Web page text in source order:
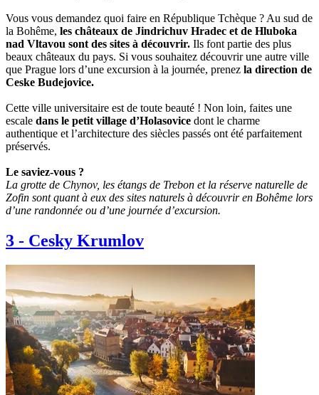
Vous vous demandez quoi faire en République Tchèque ? Au sud de
la Bohême, les châteaux de Jindrichuv Hradec et de Hluboka
nad Vltavou sont des sites à découvrir. Ils font partie des plus
beaux châteaux du pays. Si vous souhaitez découvrir une autre ville
que Prague lors d’une excursion à la journée, prenez la direction de
Ceske Budejovice.
Cette ville universitaire est de toute beauté ! Non loin, faites une
escale dans le petit village d’Holasovice dont le charme
authentique et l’architecture des siècles passés ont été parfaitement
préservés.
Le saviez-vous ?
La grotte de Chynov, les étangs de Trebon et la réserve naturelle de
Zofin sont quant à eux des sites naturels à découvrir en Bohême lors
d’une randonnée ou d’une journée d’excursion.
3 - Cesky Krumlov